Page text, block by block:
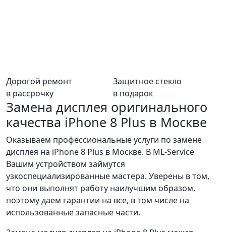
Дорогой ремонт
в рассрочку
Защитное стекло
в подарок
Замена дисплея оригинального
качества iPhone 8 Plus в Москве
Оказываем профессиональные услуги по замене
дисплея на iPhone 8 Plus в Москве. В ML-Service
Вашим устройством займутся
узкоспециализированные мастера. Уверены в том,
что они выполнят работу наилучшим образом,
поэтому даем гарантии на все, в том числе на
использованные запасные части.